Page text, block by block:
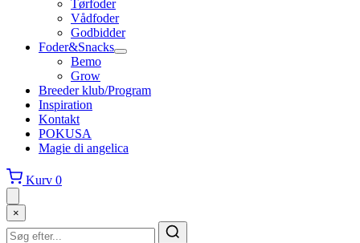
Tørfoder
Vådfoder
Godbidder
Foder&Snacks
Bemo
Grow
Breeder klub/Program
Inspiration
Kontakt
POKUSA
Magie di angelica
Kurv 0
×